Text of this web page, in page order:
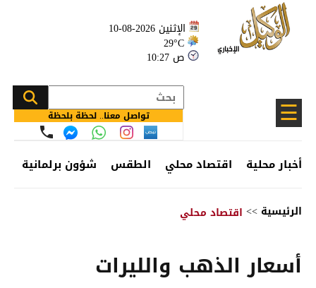
الإثنين 2026-08-10
29°C
10:27 ص
☰ تواصل معنا.. لحظة بلحظة
أخبار محلية اقتصاد محلي الطقس شؤون برلمانية
الرئيسية >> اقتصاد محلي
أسعار الذهب والليرات